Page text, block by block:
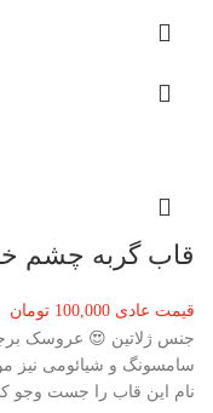
قاب گربه چشم
قیمت عادی 100,000 تومان
جنس ژلاتین 😍 عروسک
سامسونگ و شیائومی نیز
نام این قاب را جست وجو